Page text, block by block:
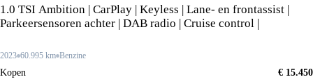
1.0 TSI Ambition | CarPlay | Keyless | Lane- en frontassist |
Parkeersensoren achter | DAB radio | Cruise control |
2023 60.995 km Benzine
Kopen
€ 15.450